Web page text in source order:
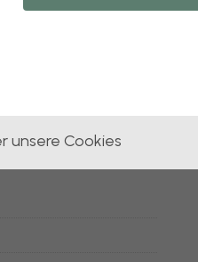
unsere Cookies